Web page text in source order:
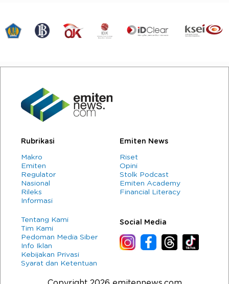
Rubrikasi
Makro
Emiten
Regulator
Nasional
Rileks
Informasi
Emiten News
Riset
Opini
Stolk Podcast
Emiten Academy
Financial Literacy
Tentang Kami
Tim Kami
Pedoman Media Siber
Info Iklan
Kebijakan Privasi
Syarat dan Ketentuan
Social Media